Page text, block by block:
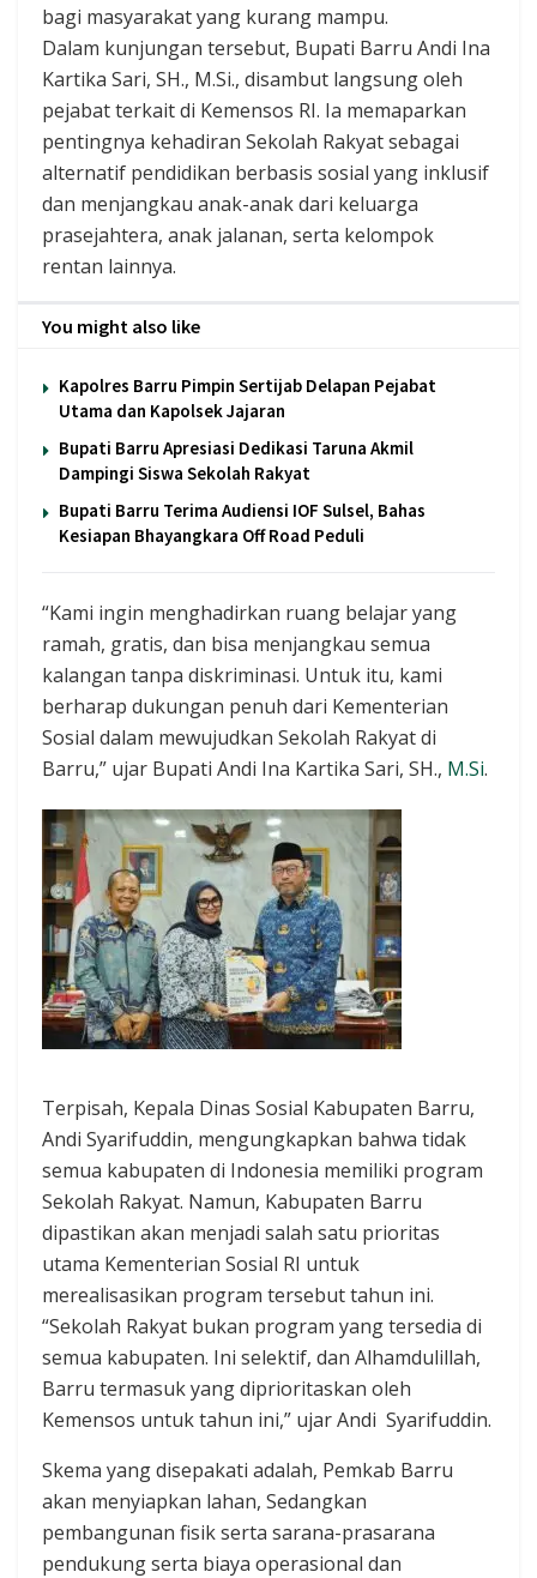
bagi masyarakat yang kurang mampu.
Dalam kunjungan tersebut, Bupati Barru Andi Ina
Kartika Sari, SH., M.Si., disambut langsung oleh
pejabat terkait di Kemensos RI. Ia memaparkan
pentingnya kehadiran Sekolah Rakyat sebagai
alternatif pendidikan berbasis sosial yang inklusif
dan menjangkau anak-anak dari keluarga
prasejahtera, anak jalanan, serta kelompok
rentan lainnya.
You might also like
Kapolres Barru Pimpin Sertijab Delapan Pejabat
Utama dan Kapolsek Jajaran
Bupati Barru Apresiasi Dedikasi Taruna Akmil
Dampingi Siswa Sekolah Rakyat
Bupati Barru Terima Audiensi IOF Sulsel, Bahas
Kesiapan Bhayangkara Off Road Peduli
“Kami ingin menghadirkan ruang belajar yang
ramah, gratis, dan bisa menjangkau semua
kalangan tanpa diskriminasi. Untuk itu, kami
berharap dukungan penuh dari Kementerian
Sosial dalam mewujudkan Sekolah Rakyat di
Barru,” ujar Bupati Andi Ina Kartika Sari, SH., M.Si.
Terpisah, Kepala Dinas Sosial Kabupaten Barru,
Andi Syarifuddin, mengungkapkan bahwa tidak
semua kabupaten di Indonesia memiliki program
Sekolah Rakyat. Namun, Kabupaten Barru
dipastikan akan menjadi salah satu prioritas
utama Kementerian Sosial RI untuk
merealisasikan program tersebut tahun ini.
“Sekolah Rakyat bukan program yang tersedia di
semua kabupaten. Ini selektif, dan Alhamdulillah,
Barru termasuk yang diprioritaskan oleh
Kemensos untuk tahun ini,” ujar Andi Syarifuddin.
Skema yang disepakati adalah, Pemkab Barru
akan menyiapkan lahan, Sedangkan
pembangunan fisik serta sarana-prasarana
pendukung serta biaya operasional dan